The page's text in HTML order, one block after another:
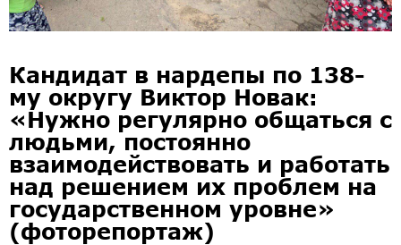
Кандидат в нардепы по 138-
му округу Виктор Новак:
«Нужно регулярно общаться с
людьми, постоянно
взаимодействовать и работать
над решением их проблем на
государственном уровне»
(фоторепортаж)